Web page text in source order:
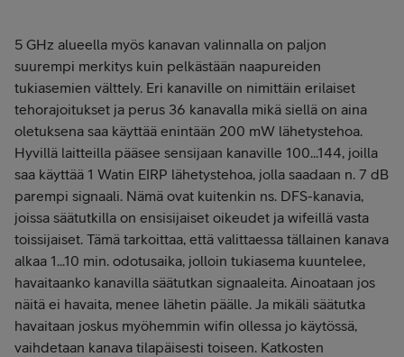
5 GHz alueella myös kanavan valinnalla on paljon
suurempi merkitys kuin pelkästään naapureiden
tukiasemien välttely. Eri kanaville on nimittäin erilaiset
tehorajoitukset ja perus 36 kanavalla mikä siellä on aina
oletuksena saa käyttää enintään 200 mW lähetystehoa.
Hyvillä laitteilla pääsee sensijaan kanaville 100...144, joilla
saa käyttää 1 Watin EIRP lähetystehoa, jolla saadaan n. 7 dB
parempi signaali. Nämä ovat kuitenkin ns. DFS-kanavia,
joissa säätutkilla on ensisijaiset oikeudet ja wifeillä vasta
toissijaiset. Tämä tarkoittaa, että valittaessa tällainen kanava
alkaa 1...10 min. odotusaika, jolloin tukiasema kuuntelee,
havaitaanko kanavilla säätutkan signaaleita. Ainoataan jos
näitä ei havaita, menee lähetin päälle. Ja mikäli säätutka
havaitaan joskus myöhemmin wifin ollessa jo käytössä,
vaihdetaan kanava tilapäisesti toiseen. Katkosten